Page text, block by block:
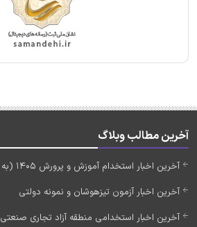
آخرین مطالب وبلاگ
آخرین اخبار استخدام آموزش و پرورش 1405 (به زودی)
آخرین اخبار آزمون تیزهوشان و نمونه دولتی
آخرین اخبار استخدامی منطقه آزاد تجاری صنعتی 1405